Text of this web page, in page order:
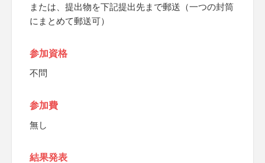
または、提出物を下記提出先まで郵送（一つの封筒
にまとめて郵送可）
参加資格
不問
参加費
無し
結果発表